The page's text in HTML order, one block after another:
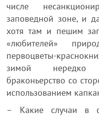
числе
заповедной зоне, и
хотя там и пешим
«любителей»
первоцветы-
зимой нередко
браконьерство со
использованием
– Какие случаи в